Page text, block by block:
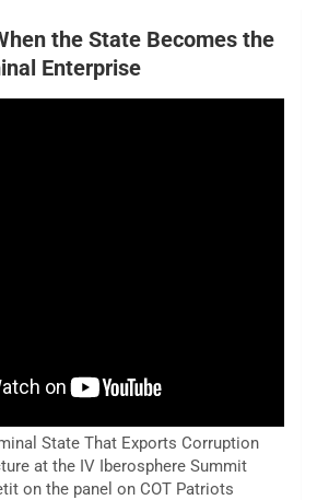
the State Becomes the
Enterprise
State That Exports Corruption
at the IV Iberosphere Summit
on the panel on COT Patriots